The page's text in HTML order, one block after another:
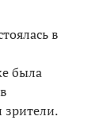
в
была
зрители.